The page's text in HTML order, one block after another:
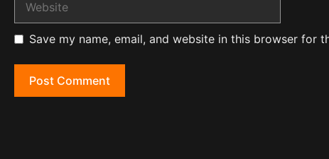
Save my name, email, and website in this browser for